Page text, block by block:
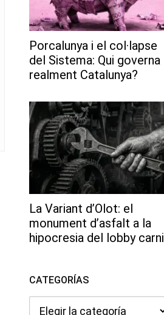
Porcalunya i el col·lapse
del Sistema: Qui governa
realment Catalunya?
La Variant d’Olot: el
monument d’asfalt a la
hipocresia del lobby carni
CATEGORÍAS